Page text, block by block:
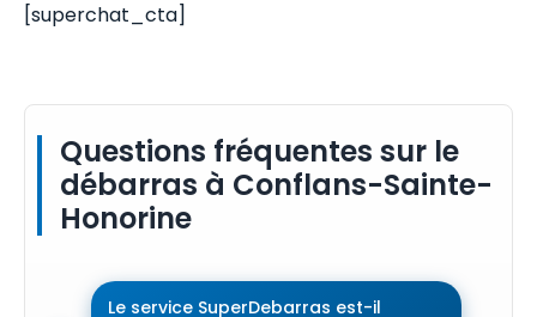
[superchat_cta]
Questions fréquentes sur le
débarras à Conflans-Sainte-
Honorine
Le service SuperDebarras est-il